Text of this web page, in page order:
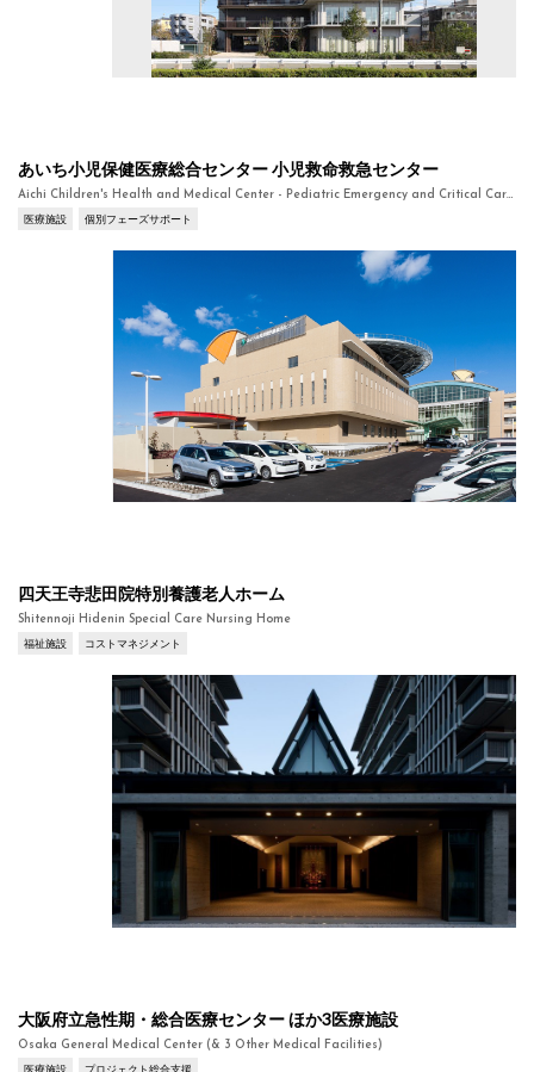
あいち小児保健医療総合センター 小児救命救急センター
Aichi Children's Health and Medical Center - Pediatric Emergency and Critical Care Center
医療施設
個別フェーズサポート
四天王寺悲田院特別養護老人ホーム
Shitennoji Hidenin Special Care Nursing Home
福祉施設
コストマネジメント
大阪府立急性期・総合医療センター ほか3医療施設
Osaka General Medical Center (& 3 Other Medical Facilities)
医療施設
プロジェクト総合支援